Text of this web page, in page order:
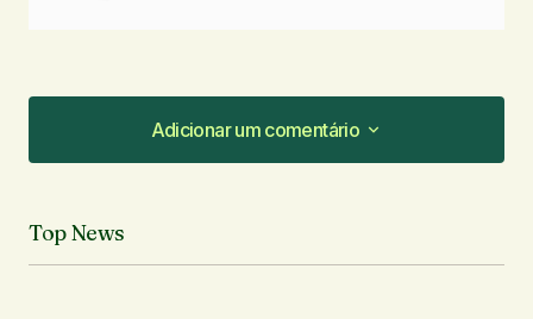
Adicionar um comentário
Adicionar um comentário
O seu endereço de e-mail não será publicado.
Top News